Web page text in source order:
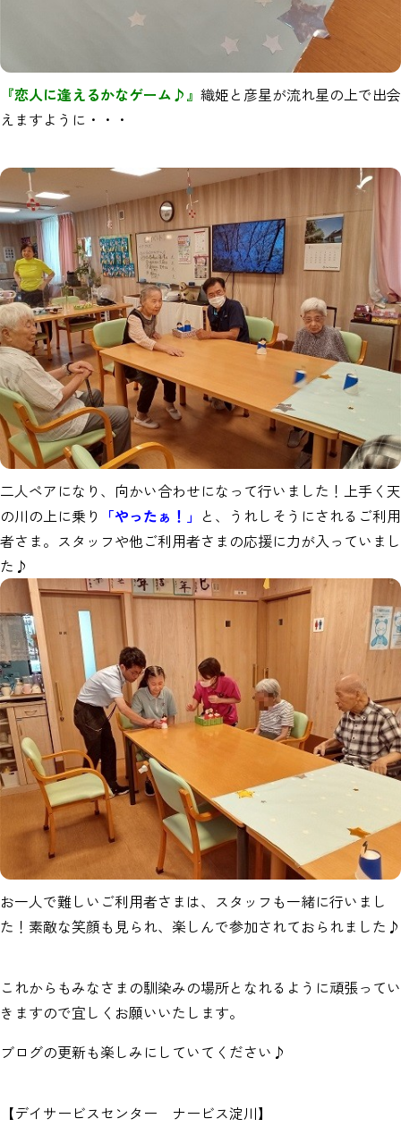
『恋人に逢えるかなゲーム♪』 織姫と彦星が流れ星の上で出会
えますように・・・
二人ペアになり、向かい合わせになって行いました！上手く天
の川の上に乗り 「やったぁ！」 と、うれしそうにされるご利用
者さま。スタッフや他ご利用者さまの応援に力が入っていまし
た♪
お一人で難しいご利用者さまは、スタッフも一緒に行いまし
た！素敵な笑顔も見られ、楽しんで参加されておられました♪
これからもみなさまの馴染みの場所となれるように頑張ってい
きますので宜しくお願いいたします。
ブログの更新も楽しみにしていてください♪
【デイサービスセンター ナービス淀川】